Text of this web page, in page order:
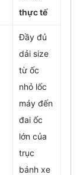
thực tế
Đầy đủ
dải size
từ ốc
nhỏ lốc
máy đến
đai ốc
lớn của
trục
bánh xe